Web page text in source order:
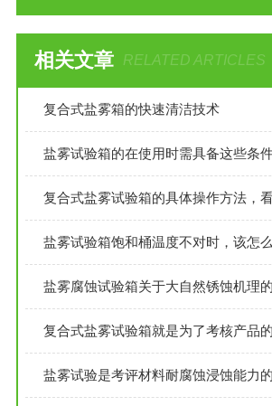
相关文章 RELATED ARTICLES
复合式盐雾箱的快速清洁技术
盐雾试验箱的在使用时需具备这些条
复合式盐雾试验箱的具体操作方法，
盐雾试验箱饱和桶温度不对时，该怎
盐雾腐蚀试验箱关于大自然锈蚀机理
复合式盐雾试验箱就是为了考核产品
盐雾试验是考评材料耐腐蚀浸蚀能力